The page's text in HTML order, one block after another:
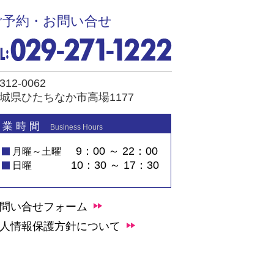
予約・お問い合せ
0062
県ひたちなか市高場1177
業 時 間 Business Hours
月曜～土曜 9：00 ～ 22：00
日曜 10：30 ～ 17：30
い合せフォーム
情報保護方針について